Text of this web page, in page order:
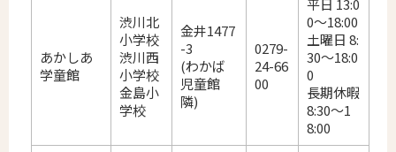
あかしあ
学童館
渋川北
小学校
渋川西
小学校
金島小
学校
金井1477
-3
(わかば
児童館
隣)
0279-
24-66
00
平日 13:0
0～18:00
土曜日 8:
30～18:0
0
長期休暇
8:30～1
8:00